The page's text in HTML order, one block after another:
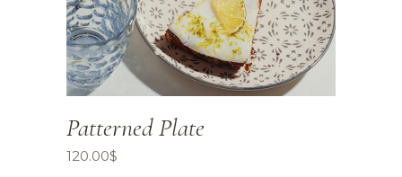
Patterned Plate
120.00$